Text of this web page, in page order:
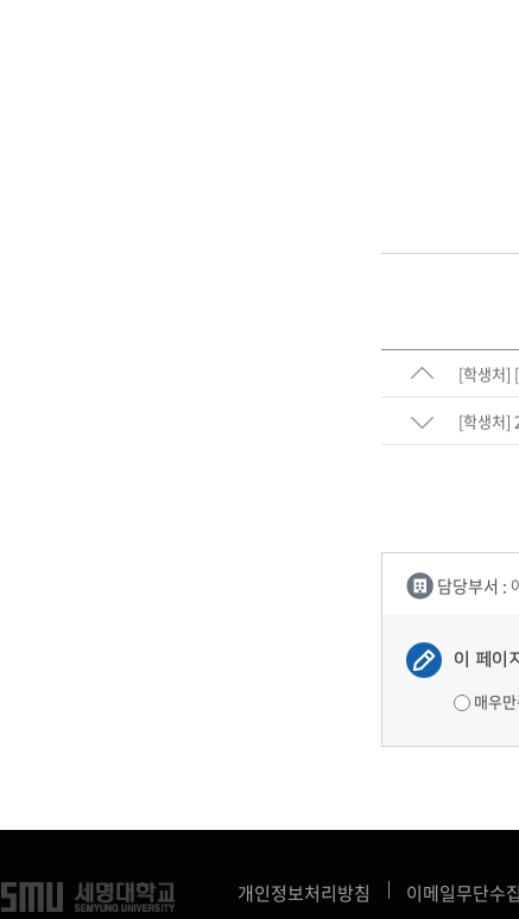
[학생처]
[학생처]
담당부서 :
이 페이
매우
개인정보처리방침 이메일무단수